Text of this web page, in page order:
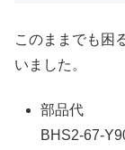
このままでも困
いました。
部品代
BHS2-67-